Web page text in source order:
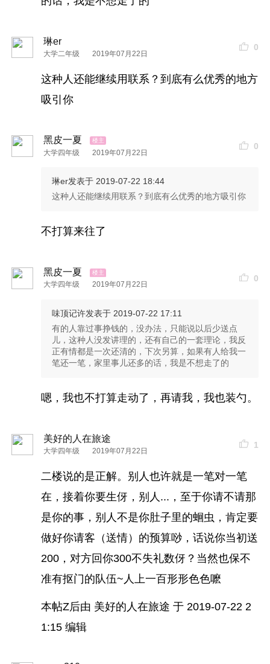
琳er
大学二年级 2019年07月22日
0
这种人还能继续用联系？到底有么优秀的地方
吸引你
黑皮一夏
大学四年级 2019年07月22日
0
琳er发表于 2019-07-22 18:44
这种人还能继续用联系？到底有么优秀的地方吸引你
不打算来往了
黑皮一夏
大学四年级 2019年07月22日
0
味顶记许发表于 2019-07-22 17:11
有的人靠过事挣钱的，没办法，只能说以后少送点
儿，这种人没发讲理的，还有自己的一套理论，我反
正有情都是一次还清的，下次另算，如果有人给我一
笔还一笔，家里事儿还多的话，我是不想走了的
嗯，我也不打算走动了，再请我，我也装勺。
美好的人在旅途
大学四年级 2019年07月22日
1
二楼说的是正解。别人也许就是一笔对一笔
在，接着你要生伢，别人...，至于你请不请那
是你的事，别人不是你肚子里的蛔虫，肯定要
做好你请客（送情）的预算唦，话说你当初送
200，对方回你300不失礼数伢？当然也保不
准有抠门的队伍~人上一百形形色色嚒
本帖Z后由 美好的人在旅途 于 2019-07-22 2
1:15 编辑